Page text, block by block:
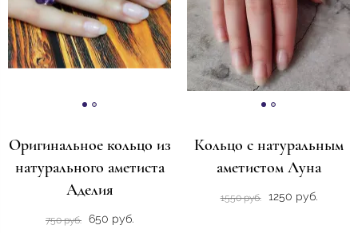
Оригинальное кольцо из
натурального аметиста
Аделия
750 руб. 650 руб.
Кольцо с натуральным
аметистом Луна
1550 руб. 1250 руб.